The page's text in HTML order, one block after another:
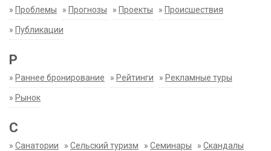
» Проблемы » Прогнозы » Проекты » Происшествия
» Публикации
Р
» Раннее бронирование » Рейтинги » Рекламные туры
» Рынок
С
» Санатории » Сельский туризм » Семинары » Скандалы